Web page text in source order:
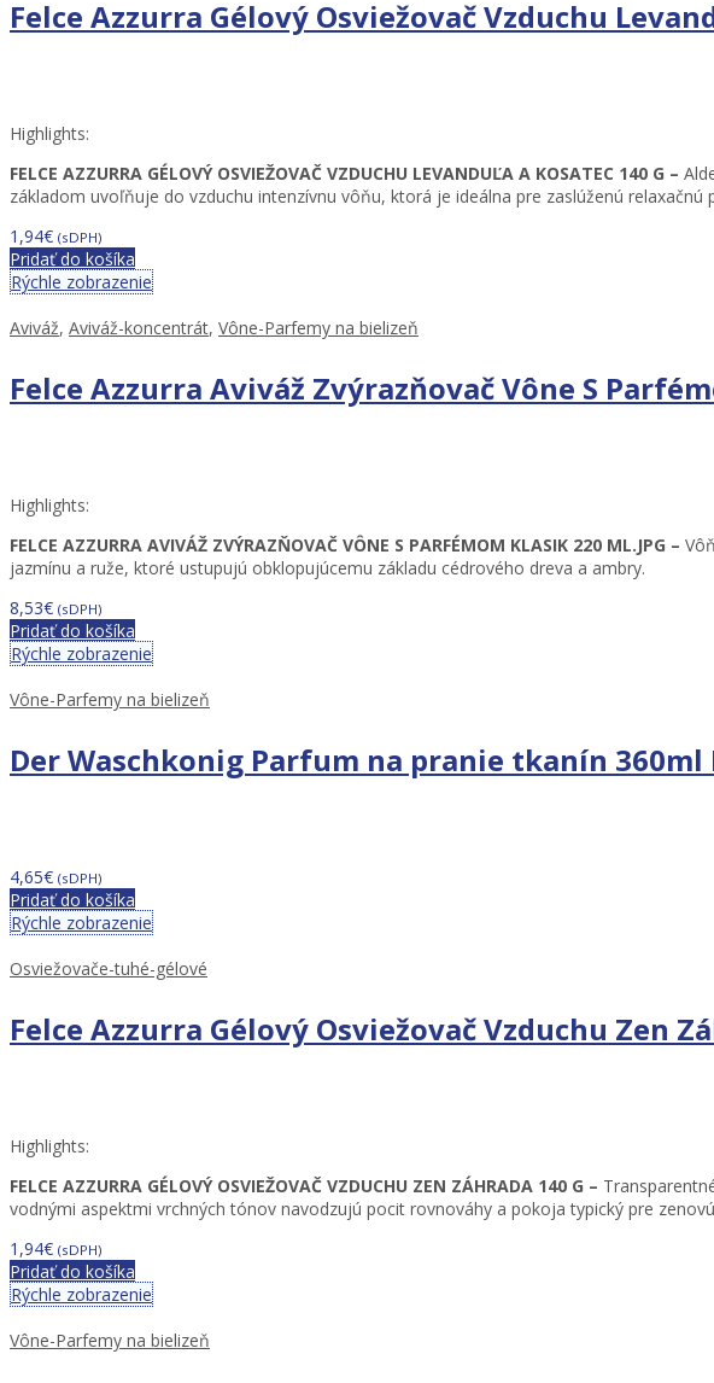
Felce Azzurra Gélový Osviežovač Vzduchu
Highlights:
FELCE AZZURRA GÉLOVÝ OSVIEŽOVAČ VZDUCHU LEVANDUĽA A KOSATEC 140 G –
základom uvoľňuje do vzduchu intenzívnu vôňu, ktorá je ideálna pre zaslúženú relaxačnú
1,94€ (sDPH)
Pridať do košíka
Rýchle zobrazenie
Aviváž, Aviváž-koncentrát, Vône-Parfemy na bielizeň
Felce Azzurra Aviváž Zvýrazňovač Vône S
Highlights:
FELCE AZZURRA AVIVÁŽ ZVÝRAZŇOVAČ VÔNE S PARFÉMOM KLASIK 220 ML.JPG –
jazmínu a ruže, ktoré ustupujú obklopujúcemu základu cédrového dreva a ambry.
8,53€ (sDPH)
Pridať do košíka
Rýchle zobrazenie
Vône-Parfemy na bielizeň
Der Waschkonig Parfum na pranie tkanín 360ml
4,65€ (sDPH)
Pridať do košíka
Rýchle zobrazenie
Osviežovače-tuhé-gélové
Felce Azzurra Gélový Osviežovač Vzduchu Zen
Highlights:
FELCE AZZURRA GÉLOVÝ OSVIEŽOVAČ VZDUCHU ZEN ZÁHRADA 140 G –
vodnými aspektmi vrchných tónov navodzujú pocit rovnováhy a pokoja typický pre
1,94€ (sDPH)
Pridať do košíka
Rýchle zobrazenie
Vône-Parfemy na bielizeň